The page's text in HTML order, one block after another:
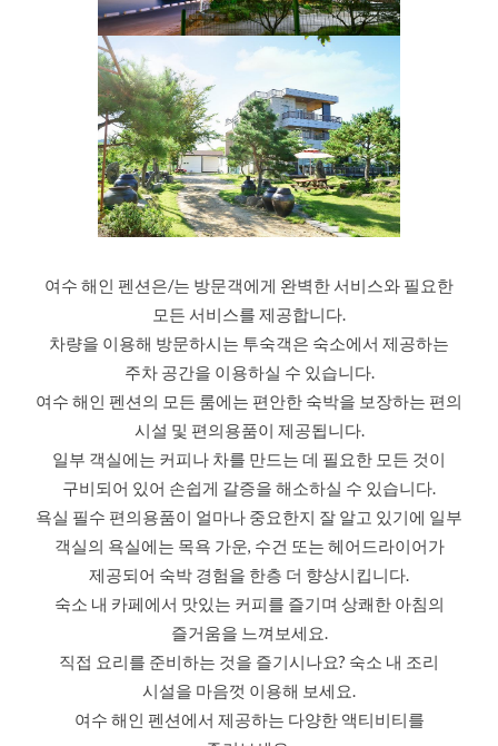
여수 해인 펜션은/는 방문객에게 완벽한 서비스와 필요한
모든 서비스를 제공합니다.
차량을 이용해 방문하시는 투숙객은 숙소에서 제공하는
주차 공간을 이용하실 수 있습니다.
여수 해인 펜션의 모든 룸에는 편안한 숙박을 보장하는 편의
시설 및 편의용품이 제공됩니다.
일부 객실에는 커피나 차를 만드는 데 필요한 모든 것이
구비되어 있어 손쉽게 갈증을 해소하실 수 있습니다.
욕실 필수 편의용품이 얼마나 중요한지 잘 알고 있기에 일부
객실의 욕실에는 목욕 가운, 수건 또는 헤어드라이어가
제공되어 숙박 경험을 한층 더 향상시킵니다.
숙소 내 카페에서 맛있는 커피를 즐기며 상쾌한 아침의
즐거움을 느껴보세요.
직접 요리를 준비하는 것을 즐기시나요? 숙소 내 조리
시설을 마음껏 이용해 보세요.
여수 해인 펜션에서 제공하는 다양한 액티비티를